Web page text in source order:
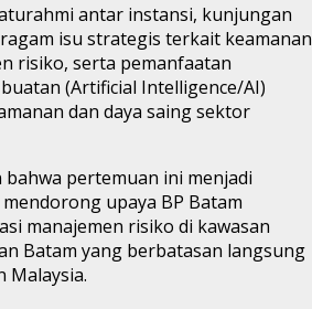
antar instansi, kunjungan
isu strategis terkait keamanan
risiko, serta pemanfaatan
(Artificial Intelligence/AI)
dan daya saing sektor
pertemuan ini menjadi
upaya BP Batam
manajemen risiko di kawasan
Batam yang berbatasan langsung
Malaysia.